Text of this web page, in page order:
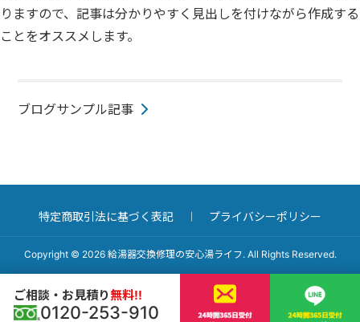
りますので、記事は分かりやすく見出しを付けながら作成する
ことをオススメします。
稿
ョ
ブログサンプル記事
特定商取引法に基づく表記 プライバシーポリシー
Copyright © 2026 給湯器交換修理の安心湯ライフ. All Rights Reserved.
ご相談・お見積り無料!!
0120-253-910